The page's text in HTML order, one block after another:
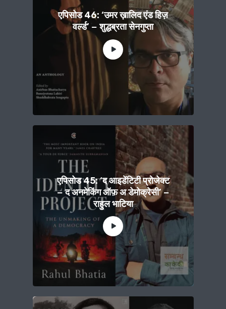
एपिसोड 46: ‘उमर ख़ालिद एंड हिज़
वर्ल्ड’ − शुद्धब्रता सेनगुप्ता
एपिसोड 45: ‘द आइडेंटिटी प्रोजेक्ट
− द अनमेकिंग ऑफ़ अ डेमोक्रेसी’ −
राहुल भाटिया